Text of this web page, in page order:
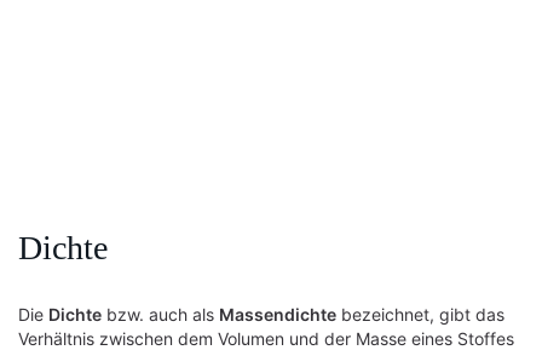
Dichte
Die Dichte bzw. auch als Massendichte bezeichnet, gibt das
Verhältnis zwischen dem Volumen und der Masse eines Stoffes